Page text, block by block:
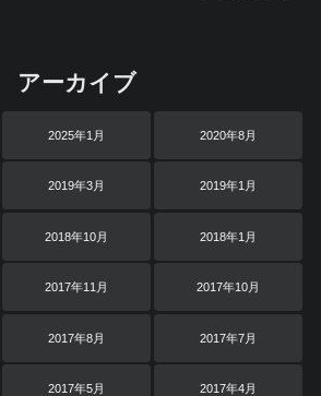
アーカイブ
2025年1月 2020年8月
2019年3月 2019年1月
2018年10月 2018年1月
2017年11月 2017年10月
2017年8月 2017年7月
2017年5月 2017年4月